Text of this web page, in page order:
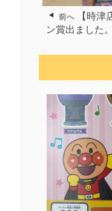
前へ
【時
ン賞出ました